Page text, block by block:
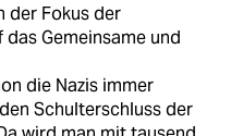
der Fokus der
Gemeinsame und
die Nazis immer
Schulterschluss der